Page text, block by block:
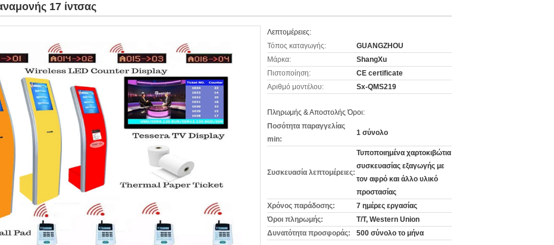
17 ίντσας
Λεπτομέρειες:
Τόπος καταγωγής:
GUANGZHOU
Μάρκα:
ShangXu
Πιστοποίηση:
CE certificate
Αριθμό μοντέλου:
Sx-QMS219
Πληρωμής & Αποστολής Όροι:
Ποσότητα παραγγελίας
min:
1 σύνολο
Συσκευασία λεπτομέρειες:
Τυποποιημένα χαρτοκιβώτια
συσκευασίας εξαγωγής με
τον αφρό και άλλο υλικό
προστασίας
Χρόνος παράδοσης:
7 ημέρες εργασίας
Όροι πληρωμής:
T/T, Western Union
Δυνατότητα προσφοράς:
500 σύνολο το μήνα